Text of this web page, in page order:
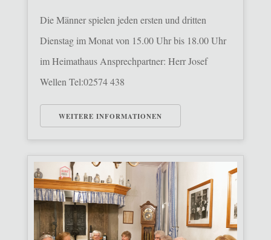
Die Männer spielen jeden ersten und dritten
Dienstag im Monat von 15.00 Uhr bis 18.00 Uhr
im Heimathaus Ansprechpartner: Herr Josef
Wellen Tel:02574 438
WEITERE INFORMATIONEN